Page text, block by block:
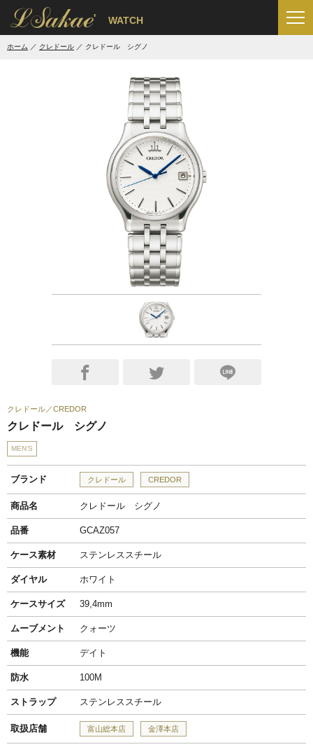
' WATCH
ホーム クレドール クレドール シグノ
クレドール CREDOR
クレドール シグノ
MEN'S
ブランド クレドール CREDOR
商品名 クレドール シグノ
品番 GCAZ057
ケース素材 ステンレススチール
ダイヤル ホワイト
ケースサイズ 39,4mm
ムーブメント クォーツ
機能 デイト
防水 100M
ストラップ ステンレススチール
取扱店舗 富山総本店 金澤本店